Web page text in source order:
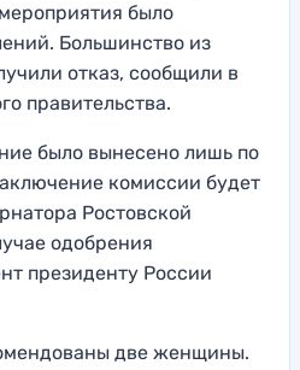
было
Большинство из
отказ, сообщили в
правительства.
было вынесено лишь по
комиссии будет
Ростовской
одобрения
президенту России
две женщины.